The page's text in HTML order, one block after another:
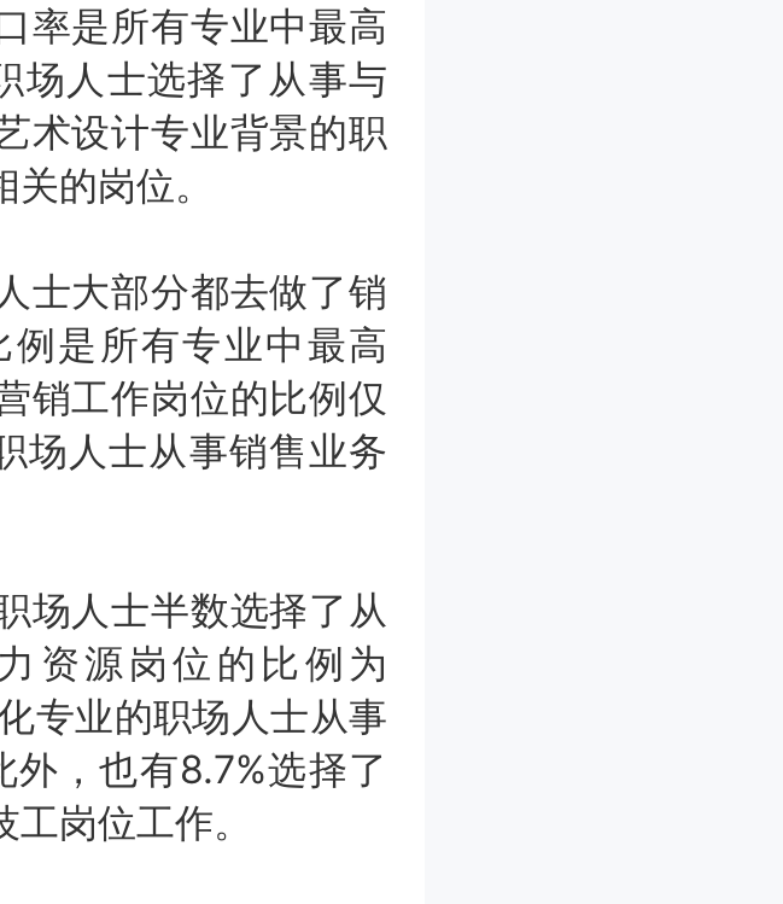
是所有专业中最高
场人士选择了从事与
术设计专业背景的职
的岗位。
大部分都去做了销
例是所有专业中最高
销工作岗位的比例仅
场人士从事销售业务
人士半数选择了从
资源岗位的比例为
专业的职场人士从事
，也有8.7%选择了
岗位工作。